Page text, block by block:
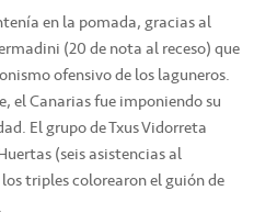
en la pomada, gracias al
(20 de nota al receso) que
ofensivo de los laguneros.
el Canarias fue imponiendo su
El grupo de Txus Vidorreta
(seis asistencias al
triples colorearon el guión de